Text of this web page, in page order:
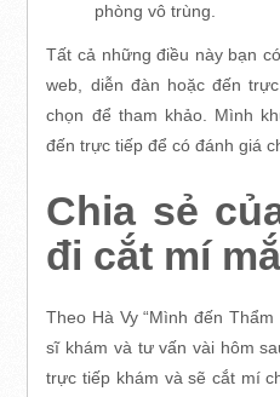
phòng vô trùng.
Tất cả những điều này bạn
web, diễn đàn hoặc đến
chọn để tham khảo. Mình
đến trực tiếp để có đánh giá
Chia sẻ
đi cắt mí
Theo Hà Vy “Mình đến
sĩ khám và tư vấn vài hôm
trực tiếp khám và sẽ cắt mí